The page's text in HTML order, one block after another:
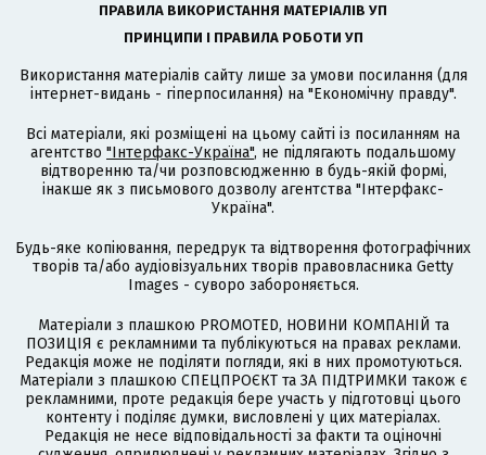
ПРАВИЛА ВИКОРИСТАННЯ МАТЕРІАЛІВ УП
ПРИНЦИПИ І ПРАВИЛА РОБОТИ УП
Використання матеріалів сайту лише за умови посилання (для
інтернет-видань - гіперпосилання) на "Економічну правду".
Всі матеріали, які розміщені на цьому сайті із посиланням на
агентство "Інтерфакс-Україна", не підлягають подальшому
відтворенню та/чи розповсюдженню в будь-якій формі,
інакше як з письмового дозволу агентства "Інтерфакс-
Україна".
Будь-яке копіювання, передрук та відтворення фотографічних
творів та/або аудіовізуальних творів правовласника Getty
Images - суворо забороняється.
Матеріали з плашкою PROMOTED, НОВИНИ КОМПАНІЙ та
ПОЗИЦІЯ є рекламними та публікуються на правах реклами.
Редакція може не поділяти погляди, які в них промотуються.
Матеріали з плашкою СПЕЦПРОЄКТ та ЗА ПІДТРИМКИ також є
рекламними, проте редакція бере участь у підготовці цього
контенту і поділяє думки, висловлені у цих матеріалах.
Редакція не несе відповідальності за факти та оціночні